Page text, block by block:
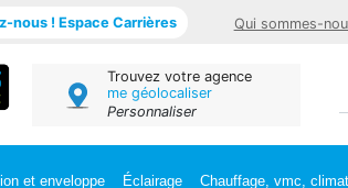
nous ! Espace Carrières Qui sommes-
Trouvez votre agence
me géolocaliser
Personnaliser
et enveloppe Éclairage Chauffage, vmc,